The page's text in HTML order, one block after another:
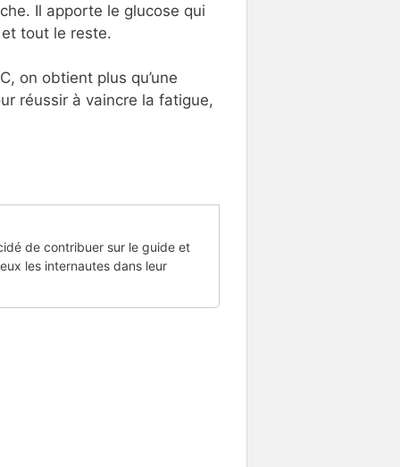
Il apporte le glucose qui
tout le reste.
on obtient plus qu’une
réussir à vaincre la fatigue,
de contribuer sur le guide et
les internautes dans leur